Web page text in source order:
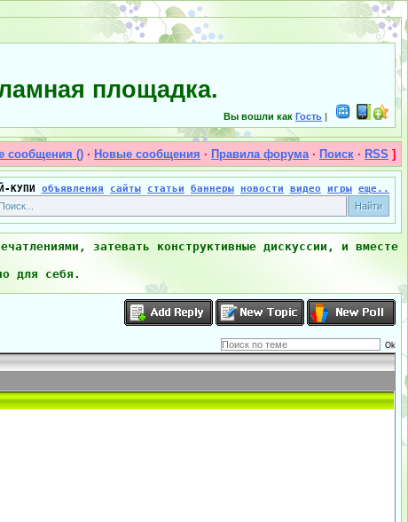
площадка.
Вы вошли как Гость |
сообщения () · Новые сообщения · Правила форума· Поиск · RSS ]
КУПИ объявления сайты статьи баннеры новости видео игры еще..
затевать конструктивные дискуссии, и вместе
для себя.